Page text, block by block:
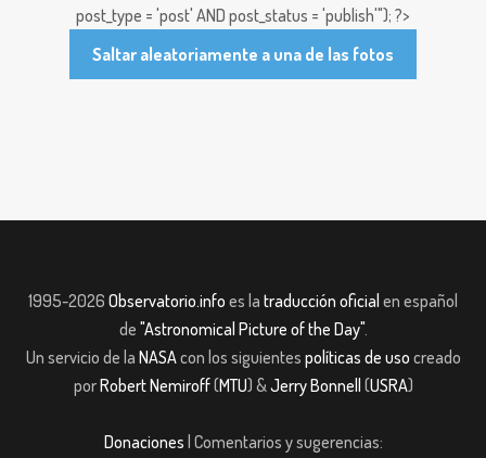
post_type = 'post' AND post_status = 'publish'"); ?>
Saltar aleatoriamente a una de las fotos
1995-2026 Observatorio.info es la traducción oficial en español
de "Astronomical Picture of the Day".
Un servicio de la NASAcon los siguientes políticas de uso creado
porRobert Nemiroff(MTU) &Jerry Bonnell (USRA)
Donaciones | Comentarios y sugerencias: